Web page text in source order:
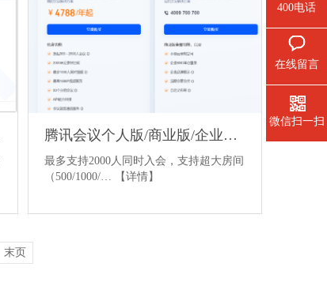
腾讯会议个人版/商业版/企业版对比说明
最多支持2000人同时入会，支持超大房间
（500/1000/…
【详情】
末页
400电话
在线留言
微信扫一扫